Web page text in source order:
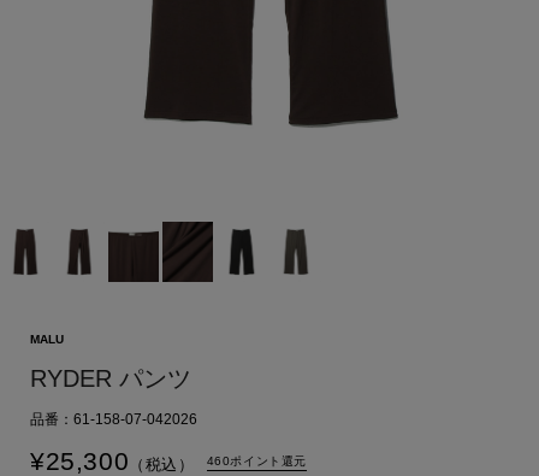
MALU
RYDER パンツ
品番：61-158-07-042026
¥25,300 （税込） 460ポイント還元